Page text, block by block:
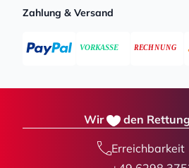
Zahlung & Versand
Wir den
Erreichbarkeit